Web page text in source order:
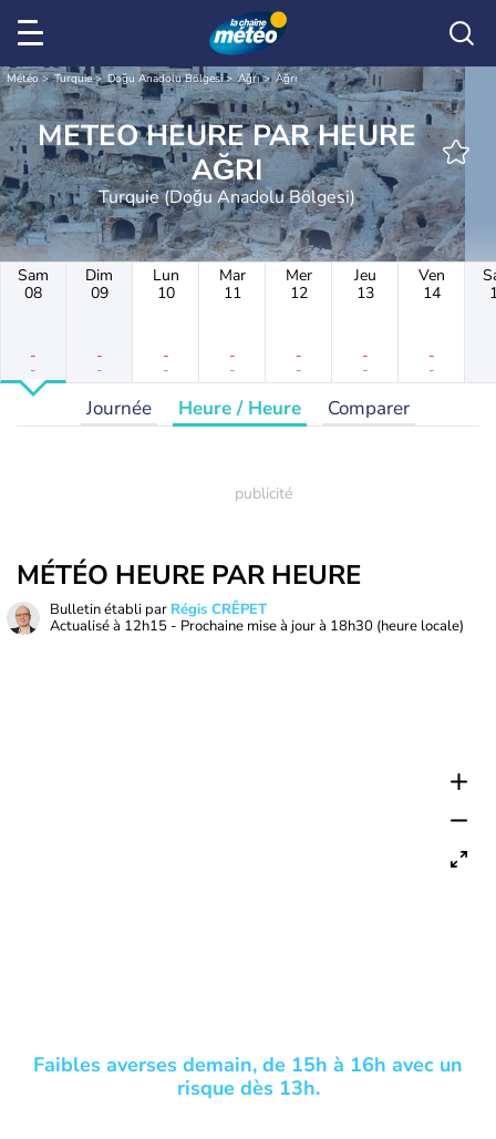
Météo Turquie Doğu Anadolu Bölgesi Ağrı Ağrı
METEO HEURE PAR HEURE
AĞRI
Turquie (Doğu Anadolu Bölgesi)
Sam
08
-
-
Dim
09
-
-
Lun
10
-
-
Mar
11
-
-
Mer
12
-
-
Jeu
13
-
-
Ven
14
-
-
Journée Heure / Heure Comparer
MÉTÉO HEURE PAR HEURE
Bulletin établi par Régis CRÊPET
Actualisé à 12h15 - Prochaine mise à jour à 18h30 (heure locale)
Faibles averses demain, de 15h à 16h avec un
risque dès 13h.